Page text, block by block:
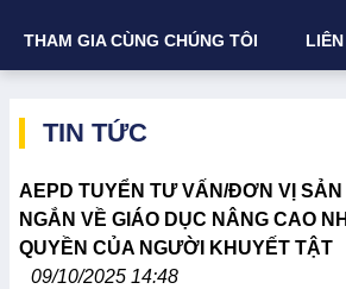
THAM GIA CÙNG CHÚNG TÔI
TIN TỨC
AEPD TUYỂN TƯ VẤN/ĐƠN VỊ SẢN
NGẮN VỀ GIÁO DỤC NÂNG CAO
QUYỀN CỦA NGƯỜI KHUYẾT TẬT
09/10/2025 14:48